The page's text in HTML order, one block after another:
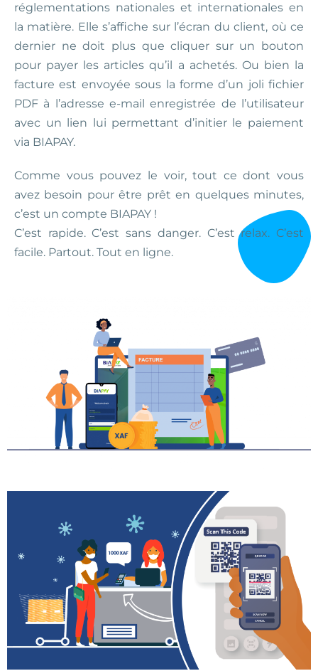
réglementations nationales et internationales en
la matière. Elle s’affiche sur l’écran du client, où ce
dernier ne doit plus que cliquer sur un bouton
pour payer les articles qu’il a achetés. Ou bien la
facture est envoyée sous la forme d’un joli fichier
PDF à l’adresse e-mail enregistrée de l’utilisateur
avec un lien lui permettant d’initier le paiement
via BIAPAY.
Comme vous pouvez le voir, tout ce dont vous
avez besoin pour être prêt en quelques minutes,
c’est un compte BIAPAY !
C’est rapide. C’est sans danger. C’est relax. C’est
facile. Partout. Tout en ligne.